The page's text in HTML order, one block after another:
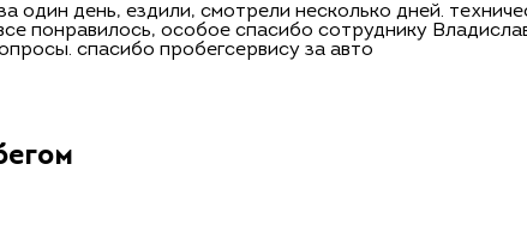
один день, ездили, смотрели несколько дней.
понравилось, особое спасибо сотруднику
спасибо пробегсервису за авто